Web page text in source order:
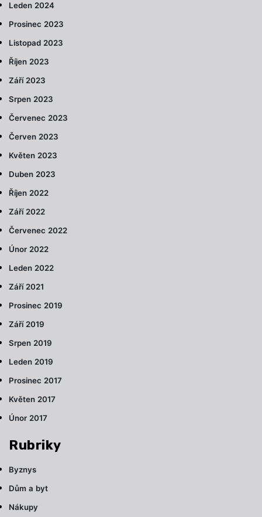
Leden 2024
Prosinec 2023
Listopad 2023
Říjen 2023
Září 2023
Srpen 2023
Červenec 2023
Červen 2023
Květen 2023
Duben 2023
Říjen 2022
Září 2022
Červenec 2022
Únor 2022
Leden 2022
Září 2021
Prosinec 2019
Září 2019
Srpen 2019
Leden 2019
Prosinec 2017
Květen 2017
Únor 2017
Rubriky
Byznys
Dům a byt
Nákupy